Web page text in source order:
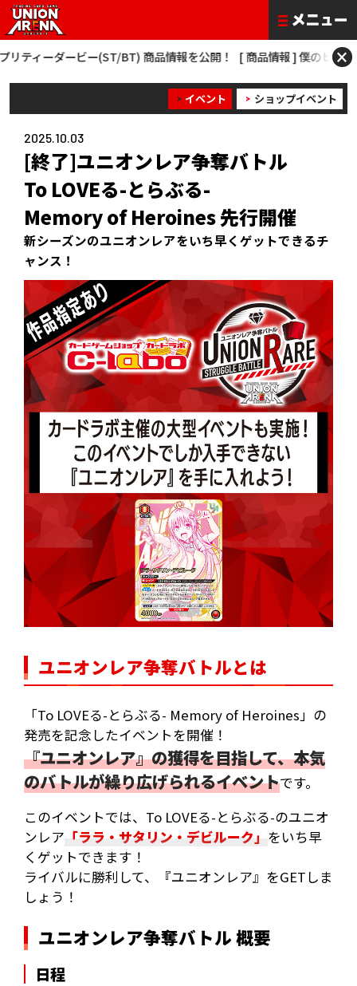
ビー(ST/BT) 商品情報を公開！ [ 商品情報 ] 僕のヒーローアカデミア
×
イベント ショップイベント
2025.10.03
[終了]ユニオンレア争奪バトル
To LOVEる-とらぶる-
Memory of Heroines 先行開催
新シーズンのユニオンレアをいち早くゲットできるチ
ャンス！
ユニオンレア争奪バトルとは
「To LOVEる-とらぶる- Memory of Heroines」の
発売を記念したイベントを開催！
『ユニオンレア』の獲得を目指して、本気
のバトルが繰り広げられるイベントです。
このイベントでは、To LOVEる-とらぶる-のユニオ
ンレア 「ララ・サタリン・デビルーク」 をいち早
くゲットできます！
ライバルに勝利して、『ユニオンレア』をGETしま
しょう！
ユニオンレア争奪バトル 概要
日程